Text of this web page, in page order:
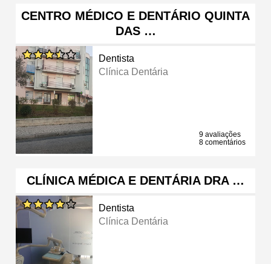
CENTRO MÉDICO E DENTÁRIO QUINTA
DAS …
Dentista
Clínica Dentária
9 avaliações
8 comentários
CLÍNICA MÉDICA E DENTÁRIA DRA …
Dentista
Clínica Dentária